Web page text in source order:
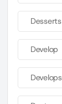
Desserts
Develop
Develops